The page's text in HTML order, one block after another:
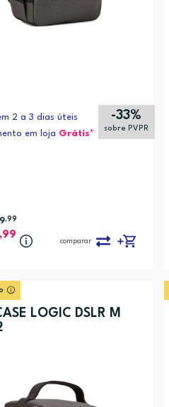
2 a 3 dias úteis
em loja Grátis*
-33%
sobre PVPR
,99
,99
comparar
LOGIC DSLR M